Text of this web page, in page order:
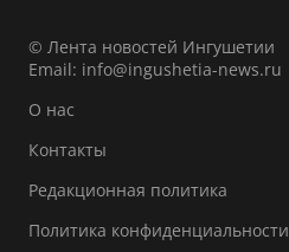
© Лента новостей Ингушетии
Email: info@ingushetia-news.ru
О нас
Контакты
Редакционная политика
Политика конфиденциальности